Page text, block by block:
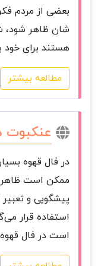
بعضی از مردم
شان ظاهر شود،
هستند برای
مطالعه بیشتر
عنکبوت
در فال قهوه
ممکن است ظاهر
پیشگویی و تعبیر
استفاده قرار
است در فال